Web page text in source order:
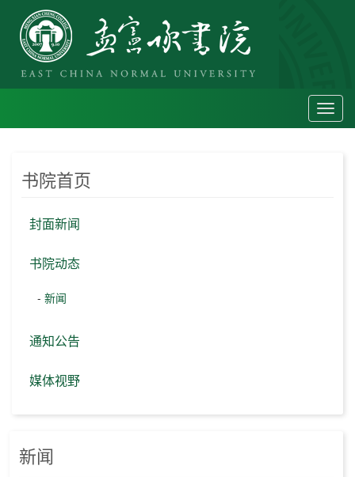
书院首页
封面新闻
书院动态
- 新闻
通知公告
媒体视野
新闻